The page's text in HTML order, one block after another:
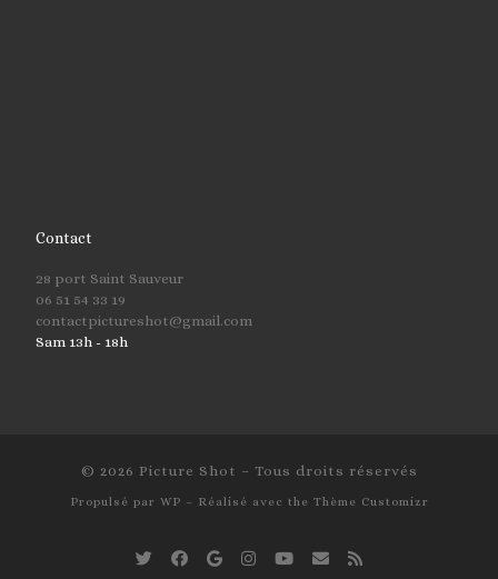
Contact
28 port Saint Sauveur
06 51 54 33 19
contactpictureshot@gmail.com
Sam 13h - 18h
© 2026 Picture Shot – Tous droits réservés
Propulsé par WP – Réalisé avec the Thème Customizr